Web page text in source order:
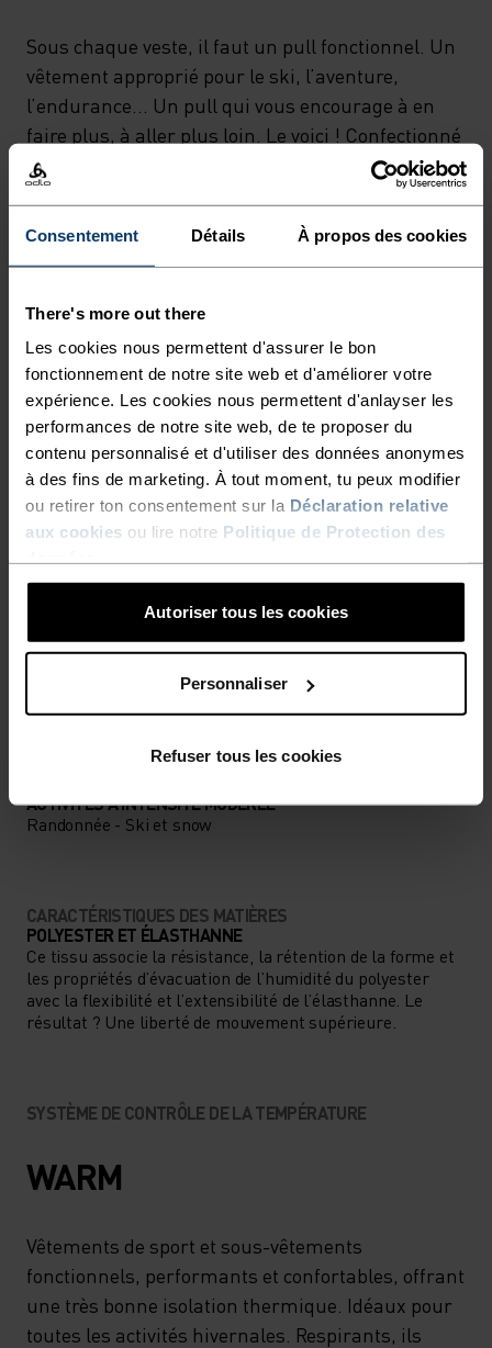
Consentement Détails À propos des cookies
There's more out there
Les cookies nous permettent d'assurer le bon
fonctionnement de notre site web et d'améliorer votre
expérience. Les cookies nous permettent d'anlayser les
performances de notre site web, de te proposer du
contenu personnalisé et d'utiliser des données anonymes
à des fins de marketing. À tout moment, tu peux modifier
ou retirer ton consentement sur la Déclaration relative
aux cookies ou lire notre Politique de Protection des
Autoriser tous les cookies
Personnaliser
Refuser tous les cookies
Sous chaque veste, il faut un pull fonctionnel. Un
vêtement approprié pour le ski, l’aventure,
l’endurance... Un pull qui vous encourage à en
faire plus, à aller plus loin. Le voici ! Confectionné
en polaire stretch recyclée dans notre usine
européenne, le Berra s’adapte à tous les
environnements et toutes les conditions. Un
modèle doux qui préserve votre confort pendant
TOI. CE MOMENT. RIEN
D'AUTRE.
Des vêtements techniques chauds et respirants
pour ne faire qu'un avec les éléments.
MODÉRÉ
ACTIVITÉS À INTENSITÉ MODÉRÉE
Randonnée - Ski et snow
CARACTÉRISTIQUES DES MATIÈRES
POLYESTER ET ÉLASTHANNE
Ce tissu associe la résistance, la rétention de la forme et
les propriétés d’évacuation de l’humidité du polyester
avec la flexibilité et l’extensibilité de l’élasthanne. Le
résultat ? Une liberté de mouvement supérieure.
SYSTÈME DE CONTRÔLE DE LA TEMPÉRATURE
WARM
Vêtements de sport et sous-vêtements
fonctionnels, performants et confortables, offrant
une très bonne isolation thermique. Idéaux pour
toutes les activités hivernales. Respirants, ils